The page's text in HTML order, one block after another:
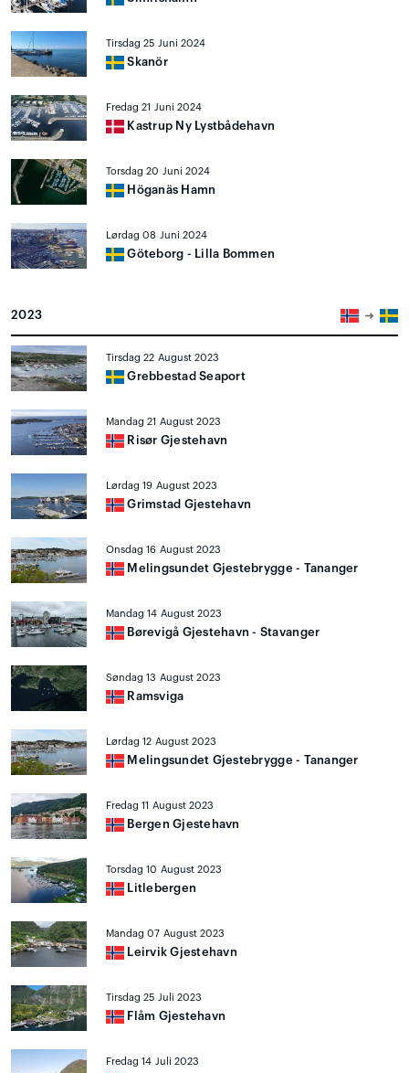
Tirsdag 25 Juni 2024
Skanör
Fredag 21 Juni 2024
Kastrup Ny Lystbådehavn
Torsdag 20 Juni 2024
Höganäs Hamn
Lørdag 08 Juni 2024
Göteborg - Lilla Bommen
2023
Tirsdag 22 August 2023
Grebbestad Seaport
Mandag 21 August 2023
Risør Gjestehavn
Lørdag 19 August 2023
Grimstad Gjestehavn
Onsdag 16 August 2023
Melingsundet Gjestebrygge - Tananger
Mandag 14 August 2023
Børevigå Gjestehavn - Stavanger
Søndag 13 August 2023
Ramsviga
Lørdag 12 August 2023
Melingsundet Gjestebrygge - Tananger
Fredag 11 August 2023
Bergen Gjestehavn
Torsdag 10 August 2023
Litlebergen
Mandag 07 August 2023
Leirvik Gjestehavn
Tirsdag 25 Juli 2023
Flåm Gjestehavn
Fredag 14 Juli 2023